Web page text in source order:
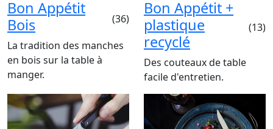
Bon Appétit
Bois
(36)
La tradition des manches
en bois sur la table à
manger.
Bon Appétit +
plastique
recyclé
(13)
Des couteaux de table
facile d'entretien.